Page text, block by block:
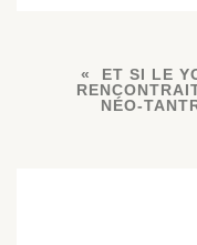
ET SI LE
NÉO-